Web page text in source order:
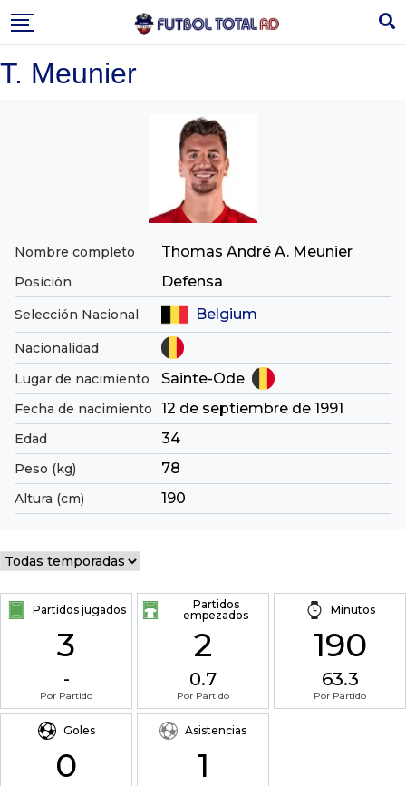
to
T. Meunier
Nombre completo Thomas André A. Meunier
Posición Defensa
Selección Nacional Belgium
Nacionalidad
Lugar de nacimiento
Sainte-Ode
Fecha de nacimiento 12 de septiembre de 1991
Edad 34
Peso (kg) 78
Altura (cm) 190
Partidos jugados
3
-
Por Partido
Partidos
empezados
2
0.7
Por Partido
Minutos
190
63.3
Por Partido
Goles
0
Asistencias
1